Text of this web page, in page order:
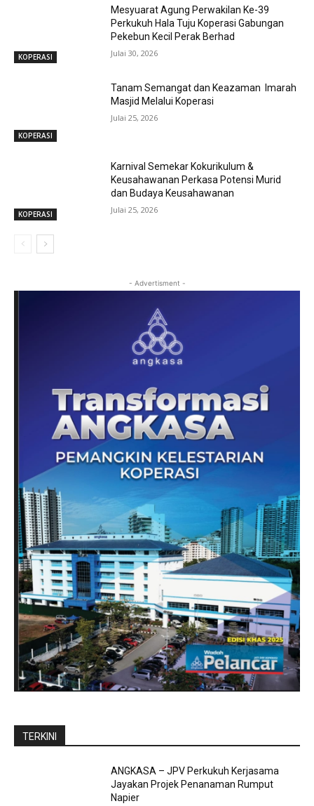
KOPERASI
Mesyuarat Agung Perwakilan Ke-39
Perkukuh Hala Tuju Koperasi Gabungan
Pekebun Kecil Perak Berhad
Julai 30, 2026
KOPERASI
Tanam Semangat dan Keazaman Imarah
Masjid Melalui Koperasi
Julai 25, 2026
KOPERASI
Karnival Semekar Kokurikulum &
Keusahawanan Perkasa Potensi Murid
dan Budaya Keusahawanan
Julai 25, 2026
- Advertisment -
TERKINI
ANGKASA – JPV Perkukuh Kerjasama
Jayakan Projek Penanaman Rumput
Napier